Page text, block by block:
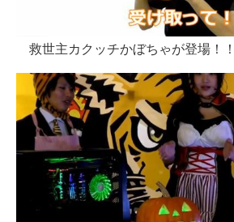
救世主カクッチかぼちゃが登場！！